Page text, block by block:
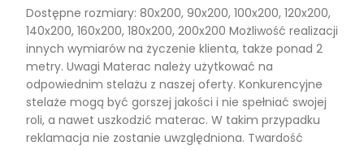
Dostępne rozmiary: 80x200, 90x200, 100x200, 120x200,
140x200, 160x200, 180x200, 200x200 Możliwość realizacji
innych wymiarów na życzenie klienta, także ponad 2
metry. Uwagi Materac należy użytkować na
odpowiednim stelażu z naszej oferty. Konkurencyjne
stelaże mogą być gorszej jakości i nie spełniać swojej
roli, a nawet uszkodzić materac. W takim przypadku
reklamacja nie zostanie uwzględniona. Twardość